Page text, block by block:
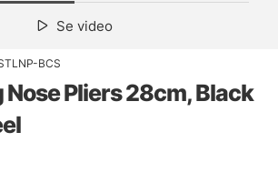
Se video
BCS
Nose Pliers 28cm, Black